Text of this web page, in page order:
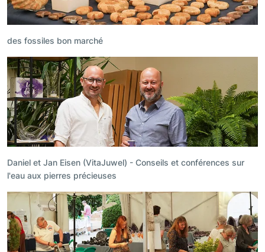
des fossiles bon marché
Daniel et Jan Eisen (VitaJuwel) - Conseils et conférences sur
l'eau aux pierres précieuses